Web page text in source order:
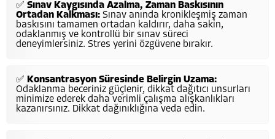
✅ Sınav Kaygısında Azalma, Zaman Baskısının
Ortadan Kalkması: Sınav anında kronikleşmiş zaman
baskısını tamamen ortadan kaldırır, daha sakin,
odaklanmış ve kontrollü bir sınav süreci
deneyimlersiniz. Stres yerini özgüvene bırakır.
✅ Konsantrasyon Süresinde Belirgin Uzama:
Odaklanma beceriniz güçlenir, dikkat dağıtıcı unsurları
minimize ederek daha verimli çalışma alışkanlıkları
kazanırsınız. Dikkat dağınıklığına veda edin.